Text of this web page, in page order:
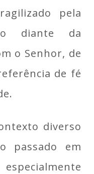
pela
diante da
o Senhor, de
de fé
diverso
passado em